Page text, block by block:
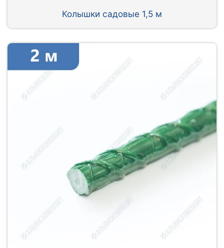
Колышки садовые 1,5 м